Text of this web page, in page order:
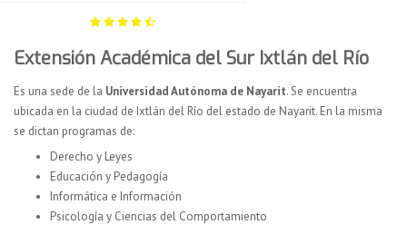
Extensión Académica del Sur Ixtlán del Río
Es una sede de la Universidad Autónoma de Nayarit. Se encuentra
ubicada en la ciudad de Ixtlán del Río del estado de Nayarit. En la misma
se dictan programas de:
Derecho y Leyes
Educación y Pedagogía
Informática e Información
Psicología y Ciencias del Comportamiento